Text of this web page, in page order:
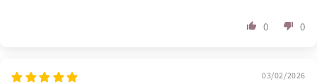
0 0
03/02/2026